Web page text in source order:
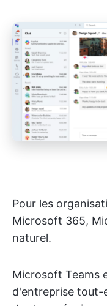
Pour les
Microsoft 365,
naturel.
Microsoft Teams
d'entreprise tout-